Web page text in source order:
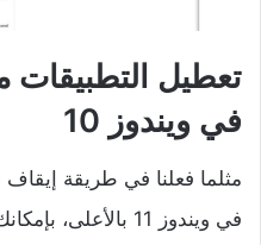
تعطيل التطبيقات
في ويندوز 10
مثلما فعلنا في طريقة إيقاف
في ويندوز 11